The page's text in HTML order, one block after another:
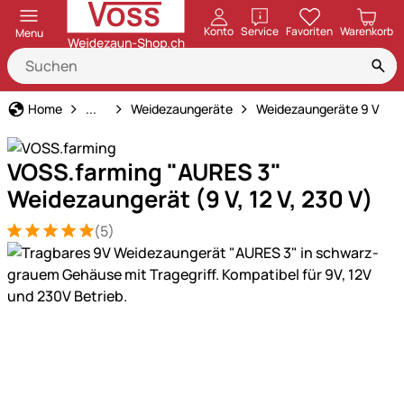
Menu Konto ServiceöffnenFavoriten Warenkorb
Home Weidezaun
... Weidezaungeräte Weidezaungeräte 9 V
VOSS.farming "AURES 3"
Weidezaungerät (9 V, 12 V, 230 V)
Bewertung: 5 von 5 (5 Bewertungen)
5 Bewertungen
(5)
Produktgalerie